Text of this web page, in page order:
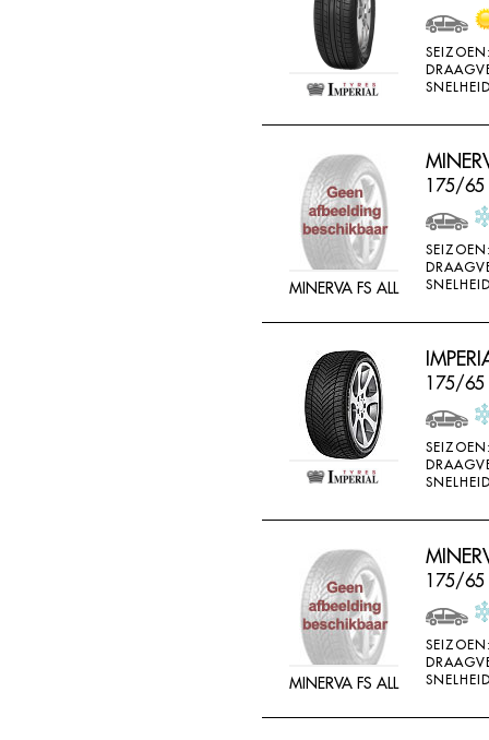
MINERVA FS ALL
175/65
175/65
MINERVA FS ALL
175/65